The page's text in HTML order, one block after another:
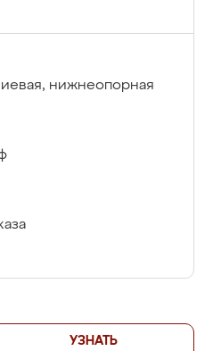
нижнеопорная
УЗНАТЬ